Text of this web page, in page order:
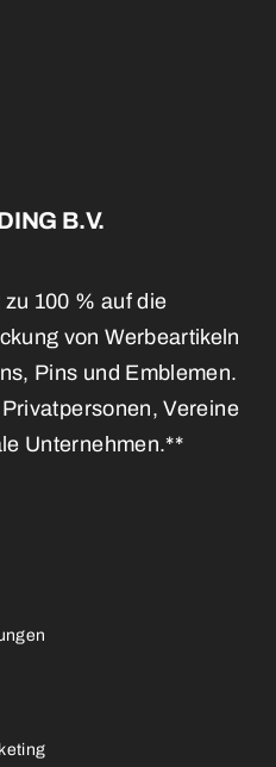
B.V.
100 % auf die
von Werbeartikeln
Pins und Emblemen.
Vereine
Unternehmen.**